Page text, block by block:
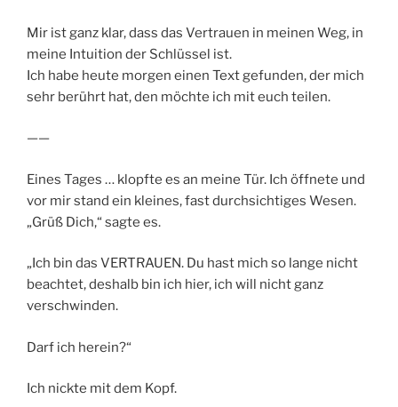
Mir ist ganz klar, dass das Vertrauen in meinen Weg, in
meine Intuition der Schlüssel ist.
Ich habe heute morgen einen Text gefunden, der mich
sehr berührt hat, den möchte ich mit euch teilen.
——
Eines Tages … klopfte es an meine Tür. Ich öffnete und
vor mir stand ein kleines, fast durchsichtiges Wesen.
„Grüß Dich,“ sagte es.
„Ich bin das VERTRAUEN. Du hast mich so lange nicht
beachtet, deshalb bin ich hier, ich will nicht ganz
verschwinden.
Darf ich herein?“
Ich nickte mit dem Kopf.